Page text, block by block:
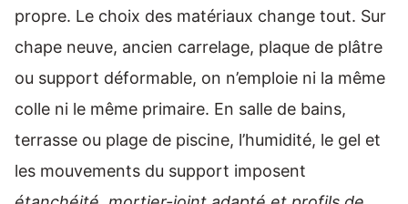
propre. Le choix des matériaux change tout. Sur
chape neuve, ancien carrelage, plaque de plâtre
ou support déformable, on n’emploie ni la même
colle ni le même primaire. En salle de bains,
terrasse ou plage de piscine, l’humidité, le gel et
les mouvements du support imposent